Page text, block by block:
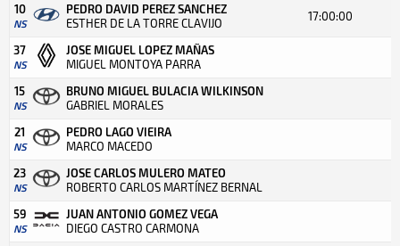
10
NS
PEDRO DAVID PEREZ SANCHEZ
ESTHER DE LA TORRE CLAVIJO 17:00:00
37
NS
JOSE MIGUEL LOPEZ MAÑAS
MIGUEL MONTOYA PARRA
15
NS
BRUNO MIGUEL BULACIA WILKINSON
GABRIEL MORALES
21
NS
PEDRO LAGO VIEIRA
MARCO MACEDO
23
NS
JOSE CARLOS MULERO MATEO
ROBERTO CARLOS MARTÍNEZ BERNAL
59
NS
JUAN ANTONIO GOMEZ VEGA
DIEGO CASTRO CARMONA